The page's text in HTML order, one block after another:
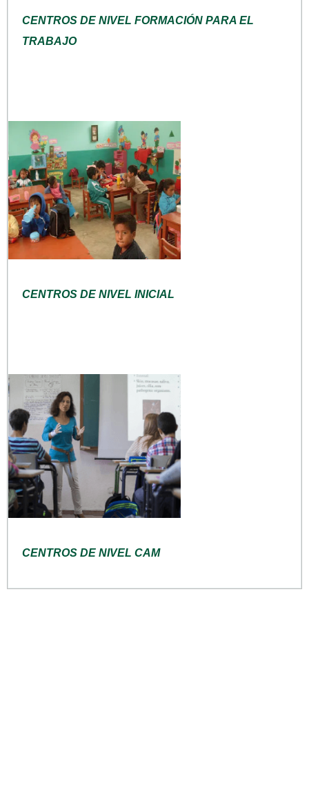
CENTROS DE NIVEL FORMACIÓN PARA EL
TRABAJO
CENTROS DE NIVEL INICIAL
CENTROS DE NIVEL CAM